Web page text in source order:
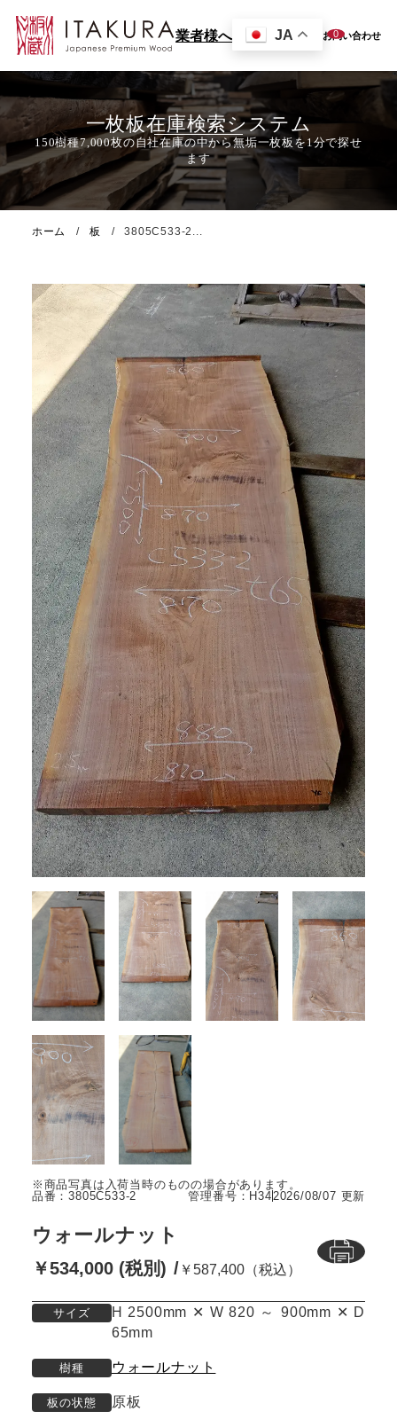
業者様へ JA 0
お問い合わせ
一枚板在庫検索システム
ホーム 板 3805C533-2...
品番：3805C533-2 管理番号：H34 2026/08/07 更新
ウォールナット
￥534,000 (税別) ￥587,400（税込）
サイズ
H 2500mm ✕ W 820 ～ 900mm ✕ D
65mm
樹種 ウォールナット
板の状態 原板